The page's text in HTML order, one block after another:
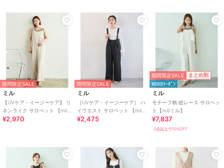
期間限定SALE
ミル
【UVケア・イージーケア】 リ
ネンライク サロペット 【mil/
ミル】
¥2,970
期間限定SALE
ミル
［UVケア・イージーケア］ ハ
イウエスト サロペット 【mil
(ミル)】
¥2,475
期間限定SALE まとめ割
¥888ｸｰﾎﾟﾝ
ミル
モチーフ柄 総レース サロペッ
ト【mil/ミル】
¥7,837
2点以上で10%OFF